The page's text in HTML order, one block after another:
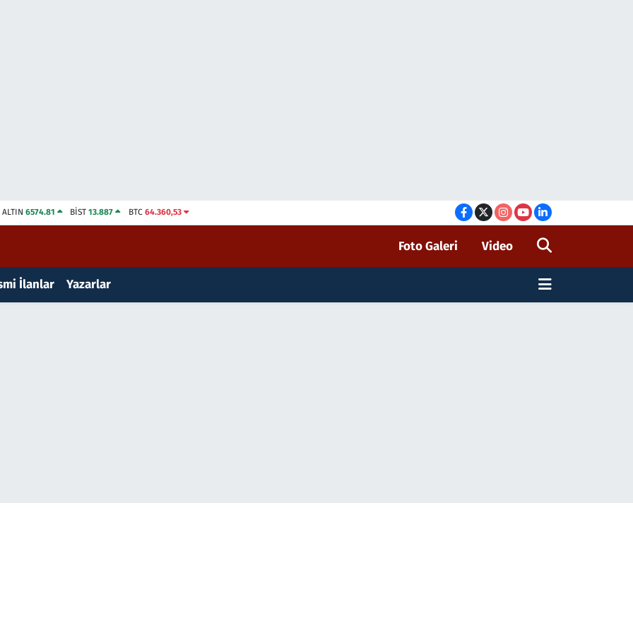
ALTIN 6574.81 BİST13.887 BTC 64.360,53
Foto Galeri Video
İlanlar Yazarlar